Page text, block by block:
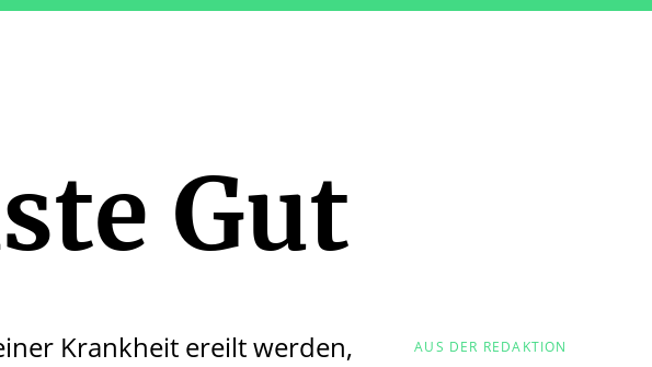
Gut
Krankheit ereilt werden,
AUS DER REDAKTION